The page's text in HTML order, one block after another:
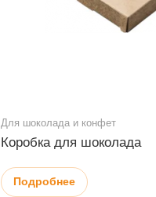
Для шоколада и конфет
Коробка для шоколада
Подробнее